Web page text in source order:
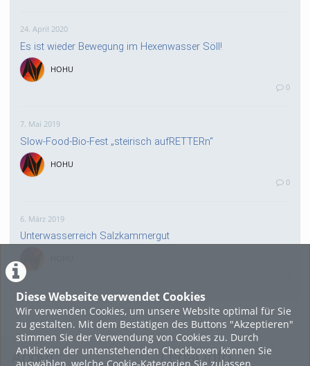
Diese Webseite verwendet Cookies
Wir verwenden Cookies, um unsere Website optimal für Sie
zu gestalten. Mit dem Bestätigen des Buttons "Akzeptieren"
stimmen Sie der Verwendung von Cookies zu. Durch
Anklicken der untenstehenden Checkboxen können Sie
auswählen, welche Cookie-Kategorien Sie zulassen
24. April 2020
Es ist wieder Bewegung im Hexenwasser Söll!
HOHU
0
7. Mai 2019
Slow-Food-Bio-Fest „steirisch aufRETTERn“
HOHU
0
6. März 2019
Unterwasserreich Salzkammergut
8. Februar 2019
Sonnentherme Reloaded!
IMAGO
About Legal Info